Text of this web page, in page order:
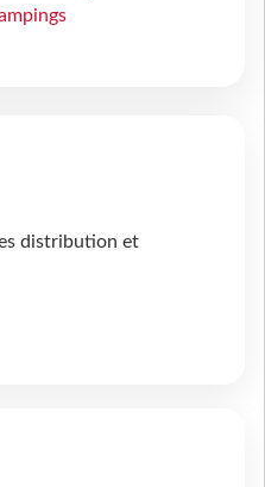
distribution et